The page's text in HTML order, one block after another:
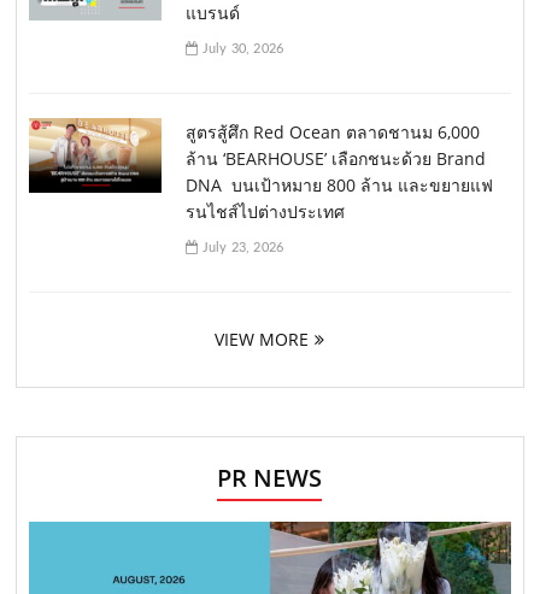
แบรนด์
July 30, 2026
สูตรสู้ศึก Red Ocean ตลาดชานม 6,000
ล้าน ‘BEARHOUSE’ เลือกชนะด้วย Brand
DNA บนเป้าหมาย 800 ล้าน และขยายแฟ
รนไชส์ไปต่างประเทศ
July 23, 2026
VIEW MORE
PR NEWS